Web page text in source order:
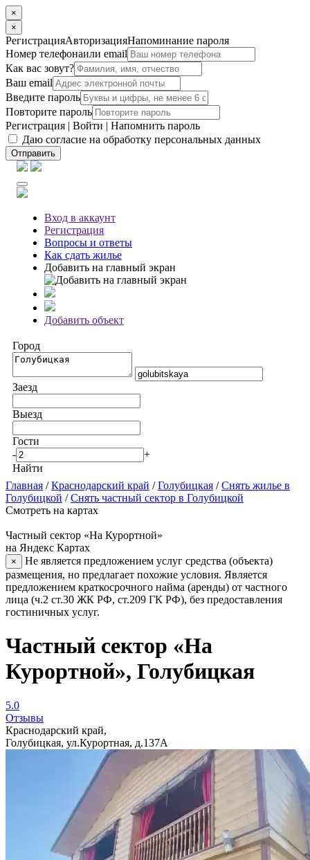
×
×
РегистрацияАвторизацияНапоминание пароля
Номер телефонаили email
Как вас зовут?
Ваш email
Введите пароль
Повторите пароль
Регистрация | Войти | Напомнить пароль
Даю согласие на обработку персональных данных
Отправить
Вход в аккаунт
Регистрация
Вопросы и ответы
Как сдать жилье
Добавить на главный экран
Добавить объект
Город
Заезд
Выезд
Гости
-
+
Найти
Главная /Краснодарский край /Голубицкая /Снять жилье в
Голубицкой /Снять частный сектор в Голубицкой
Смотреть на картах
Частный сектор «На Курортной»
на Яндекс Картах
×
Не является предложением услуг средства (объекта)
размещения, но предлагает похожие условия. Является
предложением краткосрочного найма (аренды) от частного
лица (ч.2 ст.30 ЖК РФ, ст.209 ГК РФ), без предоставления
гостиничных услуг.
Частный сектор «На
Курортной», Голубицкая
5.0
Отзывы
Краснодарский край,
Голубицкая, ул.Курортная, д.137А